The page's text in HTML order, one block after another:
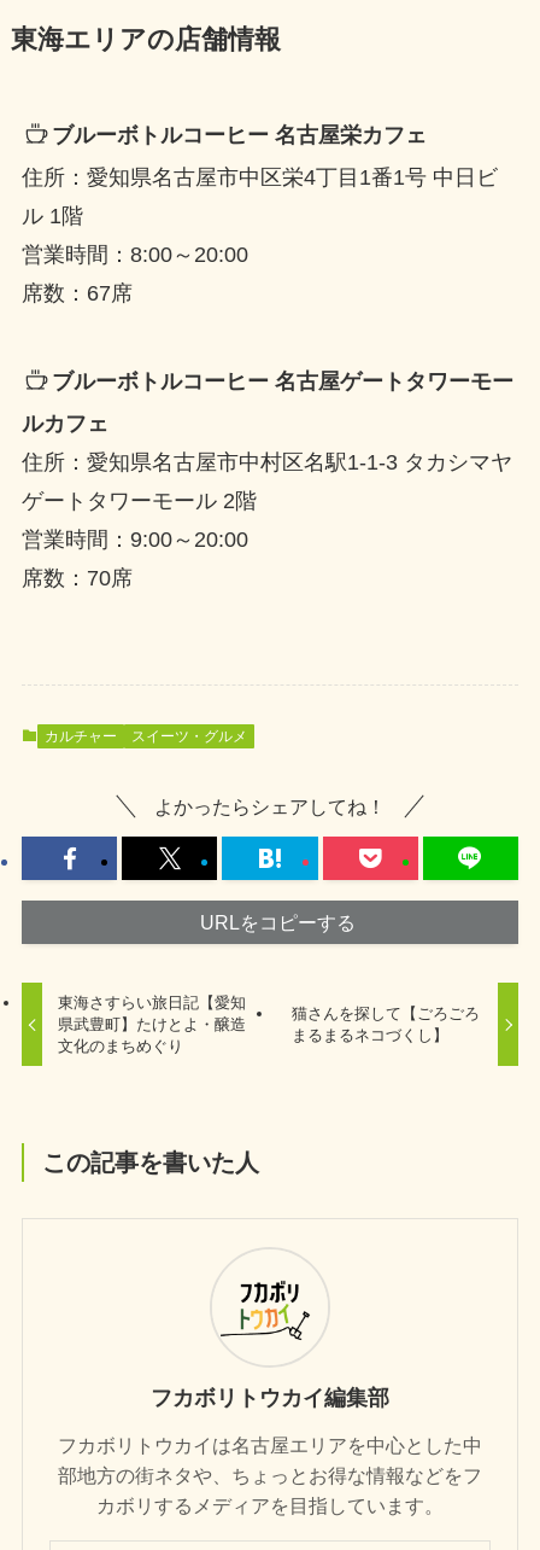
東海エリアの店舗情報
ブルーボトルコーヒー 名古屋栄カフェ
住所：愛知県名古屋市中区栄4丁目1番1号 中日ビ
ル 1階⁠
営業時間：8:00～20:00
席数：67席
ブルーボトルコーヒー 名古屋ゲートタワーモー
ルカフェ
住所：愛知県名古屋市中村区名駅1-1-3 タカシマヤ
ゲートタワーモール 2階
営業時間：9:00～20:00
席数：70席
カルチャー スイーツ・グルメ
よかったらシェアしてね！
URLをコピーする
東海さすらい旅日記【愛知
県武豊町】たけとよ・醸造
文化のまちめぐり
猫さんを探して【ごろごろ
まるまるネコづくし】
この記事を書いた人
フカボリトウカイ編集部
フカボリトウカイは名古屋エリアを中心とした中
部地方の街ネタや、ちょっとお得な情報などをフ
カボリするメディアを目指しています。